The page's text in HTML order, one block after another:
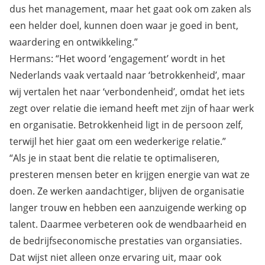
dus het management, maar het gaat ook om zaken als
een helder doel, kunnen doen waar je goed in bent,
waardering en ontwikkeling.”
Hermans: “Het woord ‘engagement’ wordt in het
Nederlands vaak vertaald naar ‘betrokkenheid’, maar
wij vertalen het naar ‘verbondenheid’, omdat het iets
zegt over relatie die iemand heeft met zijn of haar werk
en organisatie. Betrokkenheid ligt in de persoon zelf,
terwijl het hier gaat om een wederkerige relatie.”
“Als je in staat bent die relatie te optimaliseren,
presteren mensen beter en krijgen energie van wat ze
doen. Ze werken aandachtiger, blijven de organisatie
langer trouw en hebben een aanzuigende werking op
talent. Daarmee verbeteren ook de wendbaarheid en
de bedrijfseconomische prestaties van organsiaties.
Dat wijst niet alleen onze ervaring uit, maar ook